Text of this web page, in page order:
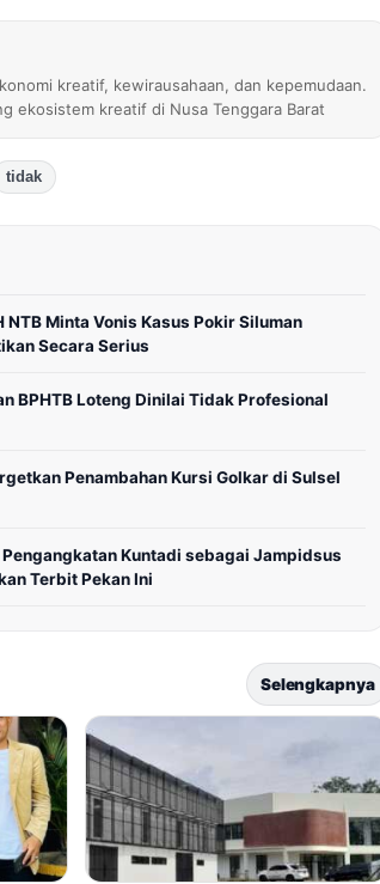
kreatif, kewirausahaan, dan kepemudaan.
ekosistem kreatif di Nusa Tenggara Barat
tidak
NTB Minta Vonis Kasus Pokir Siluman
Secara Serius
BPHTB Loteng Dinilai Tidak Profesional
Penambahan Kursi Golkar di Sulsel
Kuntadi sebagai Jampidsus
Terbit Pekan Ini
Selengkapnya